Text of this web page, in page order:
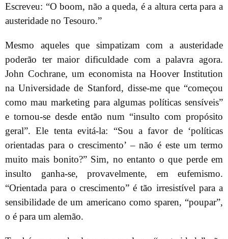
Escreveu: “O boom, não a queda, é a altura certa para a
austeridade no Tesouro.”
Mesmo aqueles que simpatizam com a austeridade
poderão ter maior dificuldade com a palavra agora.
John Cochrane, um economista na Hoover Institution
na Universidade de Stanford, disse-me que “começou
como mau marketing para algumas políticas sensíveis”
e tornou-se desde então num “insulto com propósito
geral”. Ele tenta evitá-la: “Sou a favor de ‘políticas
orientadas para o crescimento’ – não é este um termo
muito mais bonito?” Sim, no entanto o que perde em
insulto ganha-se, provavelmente, em eufemismo.
“Orientada para o crescimento” é tão irresistível para a
sensibilidade de um americano como sparen, “poupar”,
o é para um alemão.